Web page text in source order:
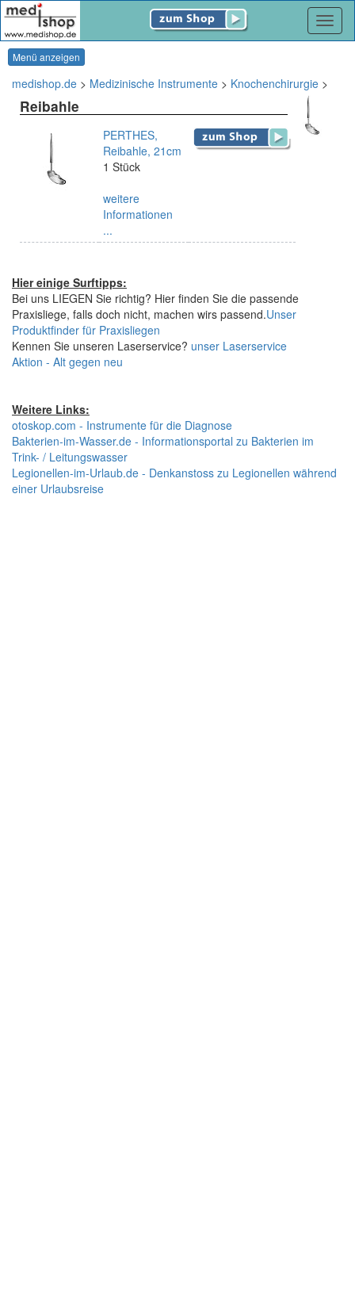
Menü anzeigen
medishop.de > Medizinische Instrumente > Knochenchirurgie >
Reibahle
PERTHES,
Reibahle, 21cm
1 Stück
weitere
Informationen
...
Hier einige Surftipps:
Bei uns LIEGEN Sie richtig? Hier finden Sie die passende
Praxisliege, falls doch nicht, machen wirs passend.Unser
Produktfinder für Praxisliegen
Kennen Sie unseren Laserservice? unser Laserservice
Aktion - Alt gegen neu
Weitere Links:
otoskop.com - Instrumente für die Diagnose
Bakterien-im-Wasser.de - Informationsportal zu Bakterien im
Trink- / Leitungswasser
Legionellen-im-Urlaub.de - Denkanstoss zu Legionellen während
einer Urlaubsreise